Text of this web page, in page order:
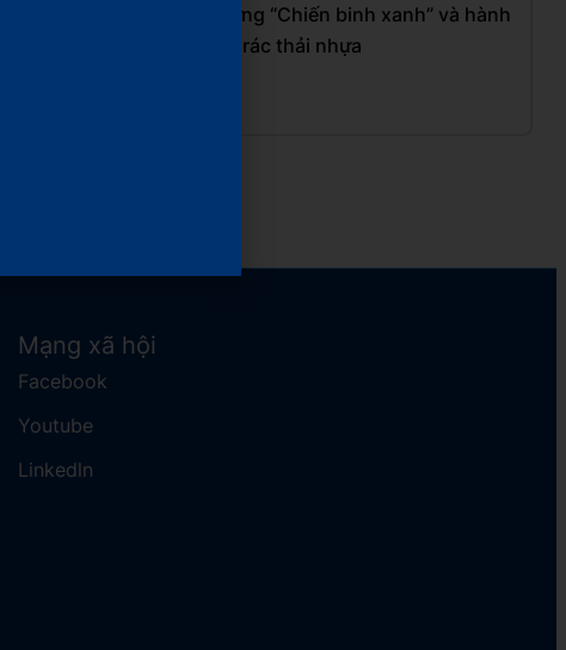
[Báo Nhân dân] Những “Chiến binh xanh” và hành
trình 5 năm hồi sinh rác thải nhựa
Mạng xã hội
Facebook
​Youtube
Linkedln